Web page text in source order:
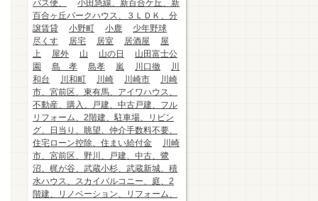
バス便、
小田急線、新百合ケ丘、新
百合ヶ丘パークハウス、３ＬＤＫ、分
譲賃貸
小野町 小鹿
少年野球
尽くす
居宅 居室 居酒屋
屋
上
屋外 山 山の日
山田富士公
園
島 孝 島孝 嵐 川口徹
川
和台
川和町 川崎 川崎市
川崎
市、宮前区、東有馬、アイワハウス、
不動産、購入、戸建、中古戸建、フル
リフォーム、2階建、駐車場、リビン
グ、日当り、眺望、仲介手数料不要、
住宅ローン控除、住まい給付金
川崎
市、宮前区、野川、戸建、中古、鷺
沼、梶が谷、武蔵小杉、武蔵新城、積
水ハウス、スカイバルコニー、庭、2
階建、リノベーション、リフォーム、